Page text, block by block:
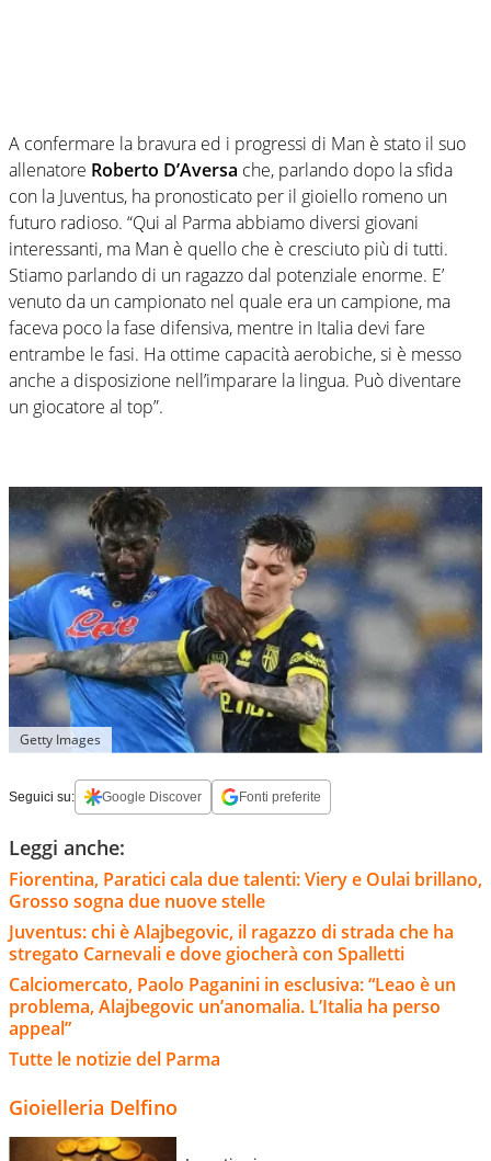
A confermare la bravura ed i progressi di Man è stato il suo
allenatore Roberto D’Aversa che, parlando dopo la sfida
con la Juventus, ha pronosticato per il gioiello romeno un
futuro radioso. “Qui al Parma abbiamo diversi giovani
interessanti, ma Man è quello che è cresciuto più di tutti.
Stiamo parlando di un ragazzo dal potenziale enorme. E’
venuto da un campionato nel quale era un campione, ma
faceva poco la fase difensiva, mentre in Italia devi fare
entrambe le fasi. Ha ottime capacità aerobiche, si è messo
anche a disposizione nell’imparare la lingua. Può diventare
un giocatore al top”.
Getty Images
Seguici su: Google Discover Fonti preferite
Leggi anche:
Fiorentina, Paratici cala due talenti: Viery e Oulai brillano,
Grosso sogna due nuove stelle
Juventus: chi è Alajbegovic, il ragazzo di strada che ha
stregato Carnevali e dove giocherà con Spalletti
Calciomercato, Paolo Paganini in esclusiva: “Leao è un
problema, Alajbegovic un’anomalia. L’Italia ha perso
appeal”
Tutte le notizie del Parma
Gioielleria Delfino